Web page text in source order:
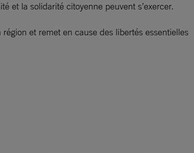
et la solidarité citoyenne peuvent s’exercer.
et remet en cause des libertés essentielles